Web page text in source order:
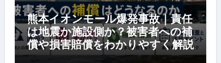
熊本イオンモール爆発事故｜責任
は地震か施設側か？被害者への補
償や損害賠償をわかりやすく解説